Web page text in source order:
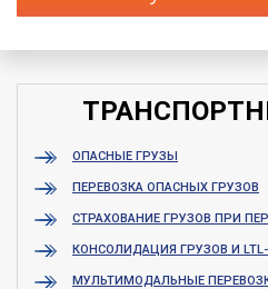
ОПАСНЫЕ ГРУЗЫ
ПЕРЕВОЗКА ОПАСНЫХ ГРУЗОВ
СТРАХОВАНИЕ ГРУЗОВ ПРИ
КОНСОЛИДАЦИЯ ГРУЗОВ И
МУЛЬТИМОДАЛЬНЫЕ